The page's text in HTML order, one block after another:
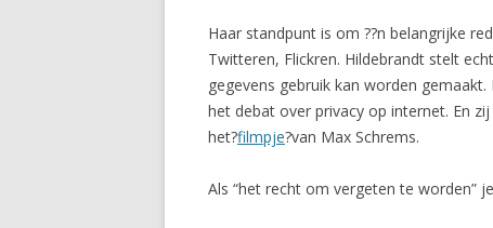
Haar standpunt is om ??n belangrijke
Twitteren, Flickren. Hildebrandt stelt
gegevens gebruik kan worden
het debat over privacy op internet. En
het?filmpje?van Max Schrems.
Als “het recht om vergeten te worden”